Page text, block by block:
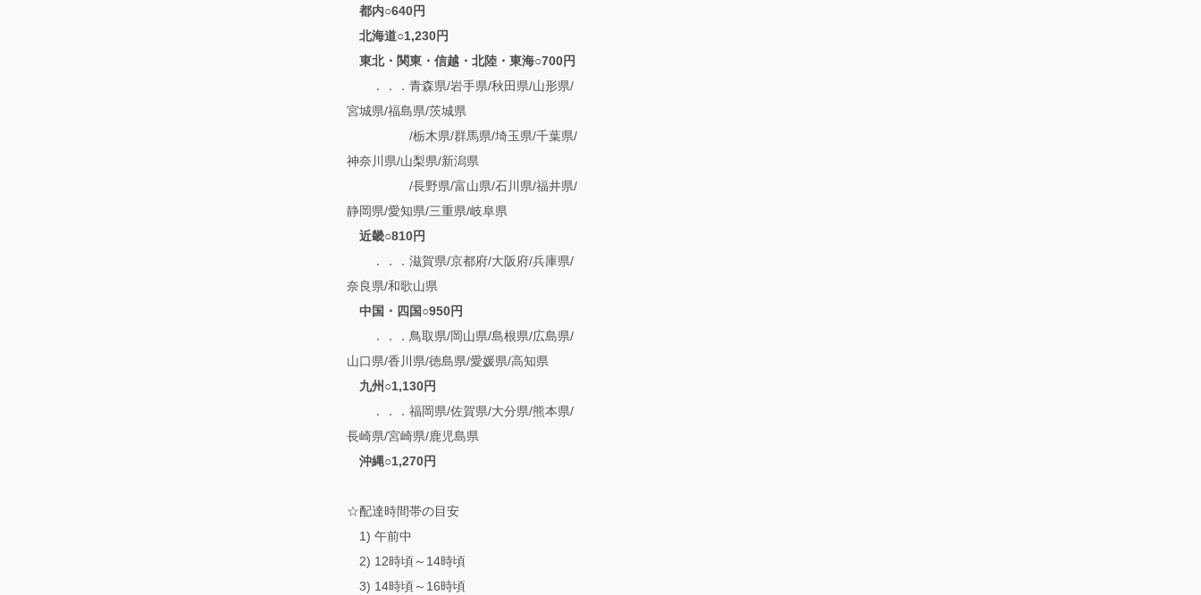
都内○640円
北海道○1,230円
東北・関東・信越・北陸・東海○700円
．．．青森県/岩手県/秋田県/山形県/
宮城県/福島県/茨城県
/栃木県/群馬県/埼玉県/千葉県/
神奈川県/山梨県/新潟県
/長野県/富山県/石川県/福井県/
静岡県/愛知県/三重県/岐阜県
近畿○810円
．．．滋賀県/京都府/大阪府/兵庫県/
奈良県/和歌山県
中国・四国○950円
．．．鳥取県/岡山県/島根県/広島県/
山口県/香川県/徳島県/愛媛県/高知県
九州○1,130円
．．．福岡県/佐賀県/大分県/熊本県/
長崎県/宮崎県/鹿児島県
沖縄○1,270円
☆配達時間帯の目安
1) 午前中
2) 12時頃～14時頃
3) 14時頃～16時頃